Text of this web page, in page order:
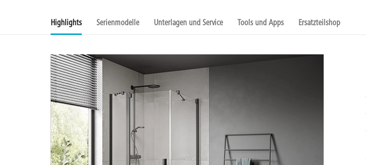
Highlights Serienmodelle Unterlagen und Service Tools und Apps Ersatzteilshop